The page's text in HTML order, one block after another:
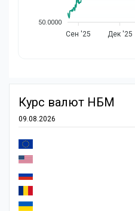
50.0000
Сен '25 Дек '25
Курс валют НБМ
09.08.2026